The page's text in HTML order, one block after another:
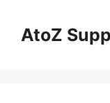
contentAtoZ